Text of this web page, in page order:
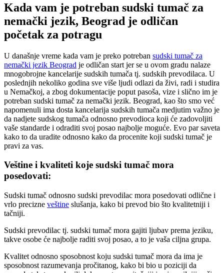
Kada vam je potreban sudski tumač za
nemački jezik, Beograd je odličan
početak za potragu
U današnje vreme kada vam je preko potreban sudski tumač za
nemački jezik Beograd je odličan start jer se u ovom gradu nalaze
mnogobrojne kancelarije sudskih tumača tj. sudskih prevodilaca. U
poslednjih nekoliko godina sve više ljudi odlazi da živi, radi i studira
u Nemačkoj, a zbog dokumentacije poput pasoša, vize i slično im je
potreban sudski tumač za nemački jezik. Beograd, kao što smo već
napomenuli ima dosta kancelarija sudskih tumača medjutim važno je
da nadjete sudskog tumača odnosno prevodioca koji će zadovoljiti
vaše standarde i odraditi svoj posao najbolje moguće. Evo par saveta
kako to da uradite odnosno kako da procenite koji sudski tumač je
pravi za vas.
Veštine i kvaliteti koje sudski tumač mora
posedovati:
Sudski tumač odnosno sudski prevodilac mora posedovati odlične i
vrlo precizne veštine slušanja, kako bi prevod bio što kvalitetniji i
tačniji.
Sudski prevodilac tj. sudski tumač mora gajiti ljubav prema jeziku,
takve osobe će najbolje raditi svoj posao, a to je vaša ciljna grupa.
Kvalitet odnosno sposobnost koju sudski tumač mora da ima je
sposobnost razumevanja pročitanog, kako bi bio u poziciji da